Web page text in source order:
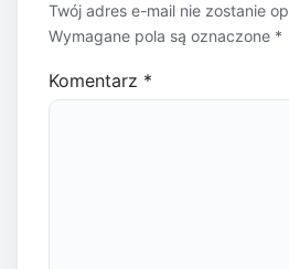
Twój adres e-mail nie zostanie
Wymagane pola są oznaczone *
Komentarz *